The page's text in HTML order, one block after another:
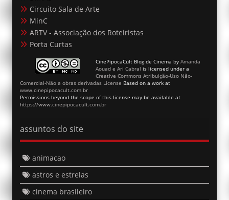
Circuito Sala de Arte
MinC
ARTV - Associação dos Roteiristas
Porta Curtas
CinePipocaCult Blog de Cinema by
Amanda
Aouad e Ari Cabralis licensed under a
Creative Commons Atribuição-Uso Não-
Comercial-Não a obras derivadas LicenseBased on a work at
www.cinepipocacult.com.br
Permissions beyond the scope of this license may be available at
https://www.cinepipocacult.com.br
assuntos do site
animacao
astros e estrelas
cinema brasileiro